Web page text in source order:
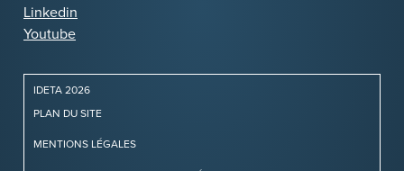
Linkedin
Youtube
IDETA 2026
PLAN DU SITE
MENTIONS LÉGALES